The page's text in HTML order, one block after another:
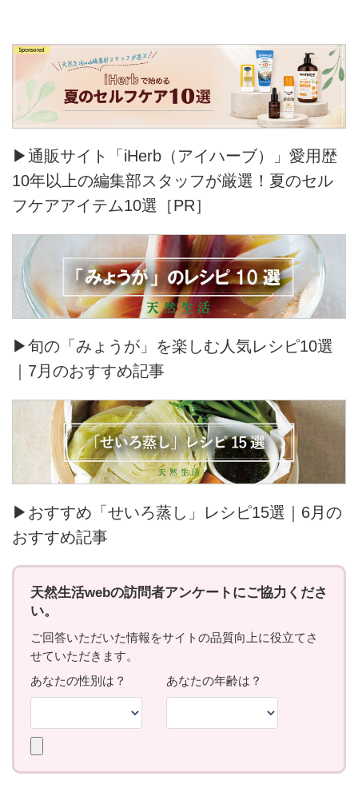
▶通販サイト「iHerb（アイハーブ）」愛用歴
10年以上の編集部スタッフが厳選！夏のセル
フケアアイテム10選［PR］
▶旬の「みょうが」を楽しむ人気レシピ10選
｜7月のおすすめ記事
▶おすすめ「せいろ蒸し」レシピ15選｜6月の
おすすめ記事